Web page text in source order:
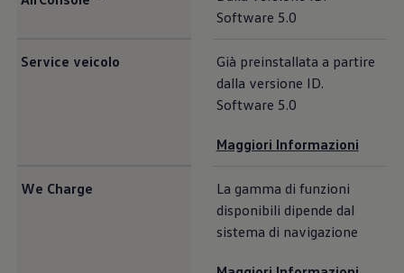
Software 5.0
Service veicolo
Già preinstallata a partire
dalla versione ID.
Software 5.0
Maggiori Informazioni
We Charge
La gamma di funzioni
disponibili dipende dal
sistema di navigazione